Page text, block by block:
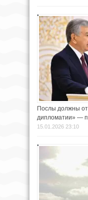
Послы должны
дипломатии» —
15.01.2026 23:10